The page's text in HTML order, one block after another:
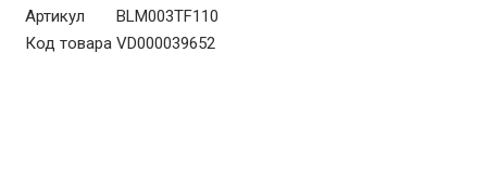
Артикул
BLM003TF110
Код товара VD000039652